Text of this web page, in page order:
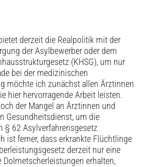
derzeit die Realpolitik mit der
der Asylbewerber oder dem
(KHSG), um nur
bei der medizinischen
möchte ich zunächst allen Ärztinnen
hier hervorragende Arbeit leisten.
der Mangel an Ärztinnen und
Gesundheitsdienst, um die
§ 62 Asylverfahrensgesetz
ist ferner, dass erkrankte Flüchtlinge
derzeit nur eine
erhalten,